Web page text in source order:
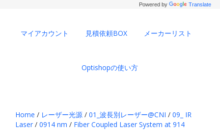
Powered by Translate
マイアカウント 見積依頼BOX メーカーリスト
Optishopの使い方
Home / レーザー光源 /01_波長別レーザー@CNI /09_ IR
Laser /0914 nm / Fiber Coupled Laser System at 914